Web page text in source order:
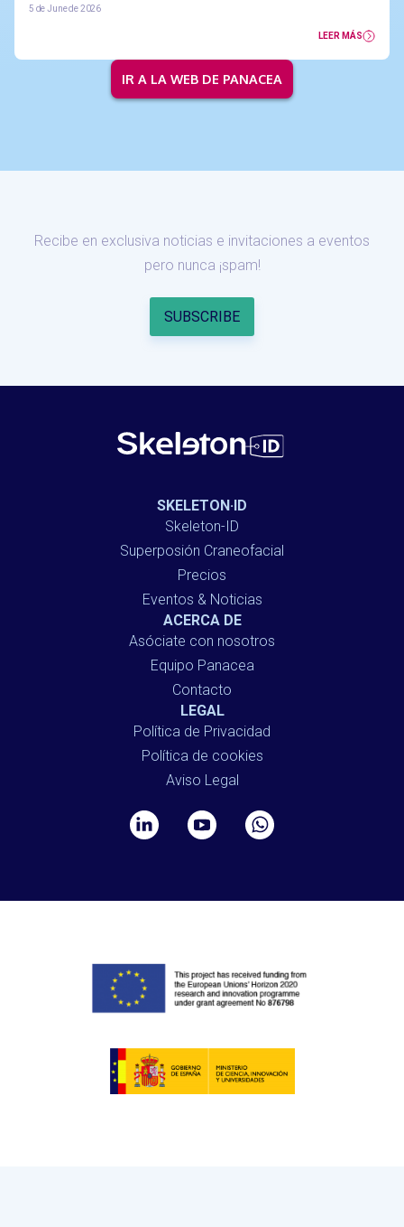
5 de June de 2026
LEER MÁS
IR A LA WEB DE PANACEA
Recibe en exclusiva noticias e invitaciones a eventos
pero nunca ¡spam!
SKELETON·ID
Skeleton-ID
Superposión Craneofacial
Precios
Eventos & Noticias
ACERCA DE
Asóciate con nosotros
Equipo Panacea
Contacto
LEGAL
Política de Privacidad
Política de cookies
Aviso Legal